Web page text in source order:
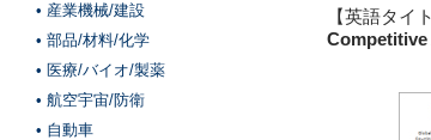
【英語タイ
Competitive
• 産業機械/建設
• 部品/材料/化学
• 医療/バイオ/製薬
• 航空宇宙/防衛
• 自動車